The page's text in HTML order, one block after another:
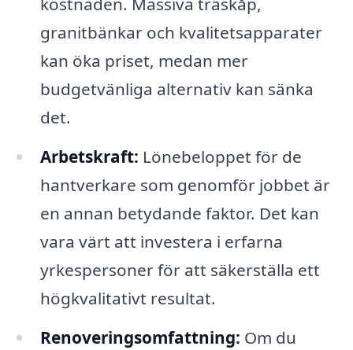
granitbänkar och kvalitetsapparater
kan öka priset, medan mer
budgetvänliga alternativ kan sänka
det.
Arbetskraft: Lönebeloppet för de
hantverkare som genomför jobbet är
en annan betydande faktor. Det kan
vara värt att investera i erfarna
yrkespersoner för att säkerställa ett
högkvalitativt resultat.
Renoveringsomfattning: Om du